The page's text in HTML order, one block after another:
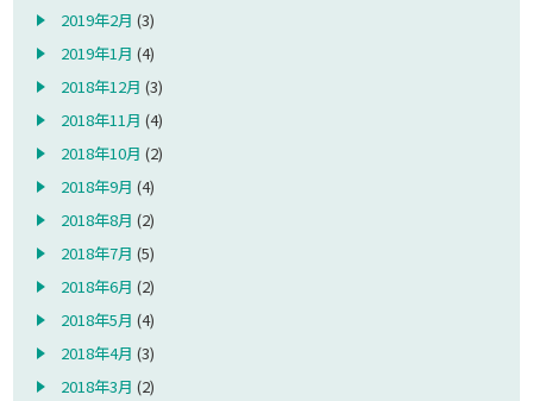
2019年2月 (3)
2019年1月 (4)
2018年12月 (3)
2018年11月 (4)
2018年10月 (2)
2018年9月 (4)
2018年8月 (2)
2018年7月 (5)
2018年6月 (2)
2018年5月 (4)
2018年4月 (3)
2018年3月 (2)